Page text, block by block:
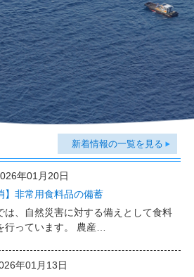
新着情報の一覧を見る
年01月20日
】非常用食料品の備蓄
は、自然災害に対する備えとして食料
行っています。 農産…
年01月13日